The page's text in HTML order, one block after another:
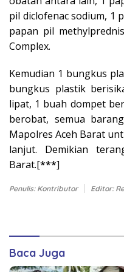
pil diclofenac sodium, 1
papan pil
Complex.
Kemudian 1 bungkus
bungkus plastik
lipat, 1 buah dompet
berobat, semua
Mapolres Aceh Barat
lanjut. Demikian
Barat.[***]
Penulis: Kontributor Editor:
Baca Juga